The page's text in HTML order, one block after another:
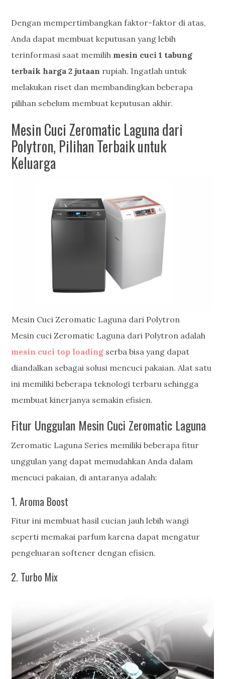
Dengan mempertimbangkan faktor-faktor di atas,
Anda dapat membuat keputusan yang lebih
terinformasi saat memilih mesin cuci 1 tabung
terbaik harga 2 jutaan rupiah. Ingatlah untuk
melakukan riset dan membandingkan beberapa
pilihan sebelum membuat keputusan akhir.
Mesin Cuci Zeromatic Laguna dari
Polytron, Pilihan Terbaik untuk
Keluarga
Mesin Cuci Zeromatic Laguna dari Polytron
Mesin cuci Zeromatic Laguna dari Polytron adalah
mesin cuci top loading serba bisa yang dapat
diandalkan sebagai solusi mencuci pakaian. Alat satu
ini memiliki beberapa teknologi terbaru sehingga
membuat kinerjanya semakin efisien.
Fitur Unggulan Mesin Cuci Zeromatic Laguna
Zeromatic Laguna Series memiliki beberapa fitur
unggulan yang dapat memudahkan Anda dalam
mencuci pakaian, di antaranya adalah:
1. Aroma Boost
Fitur ini membuat hasil cucian jauh lebih wangi
seperti memakai parfum karena dapat mengatur
pengeluaran softener dengan efisien.
2. Turbo Mix